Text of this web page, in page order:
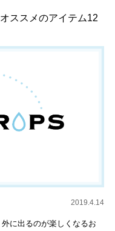
ススメのアイテム12
2019.4.14
に出るのが楽しくなるお